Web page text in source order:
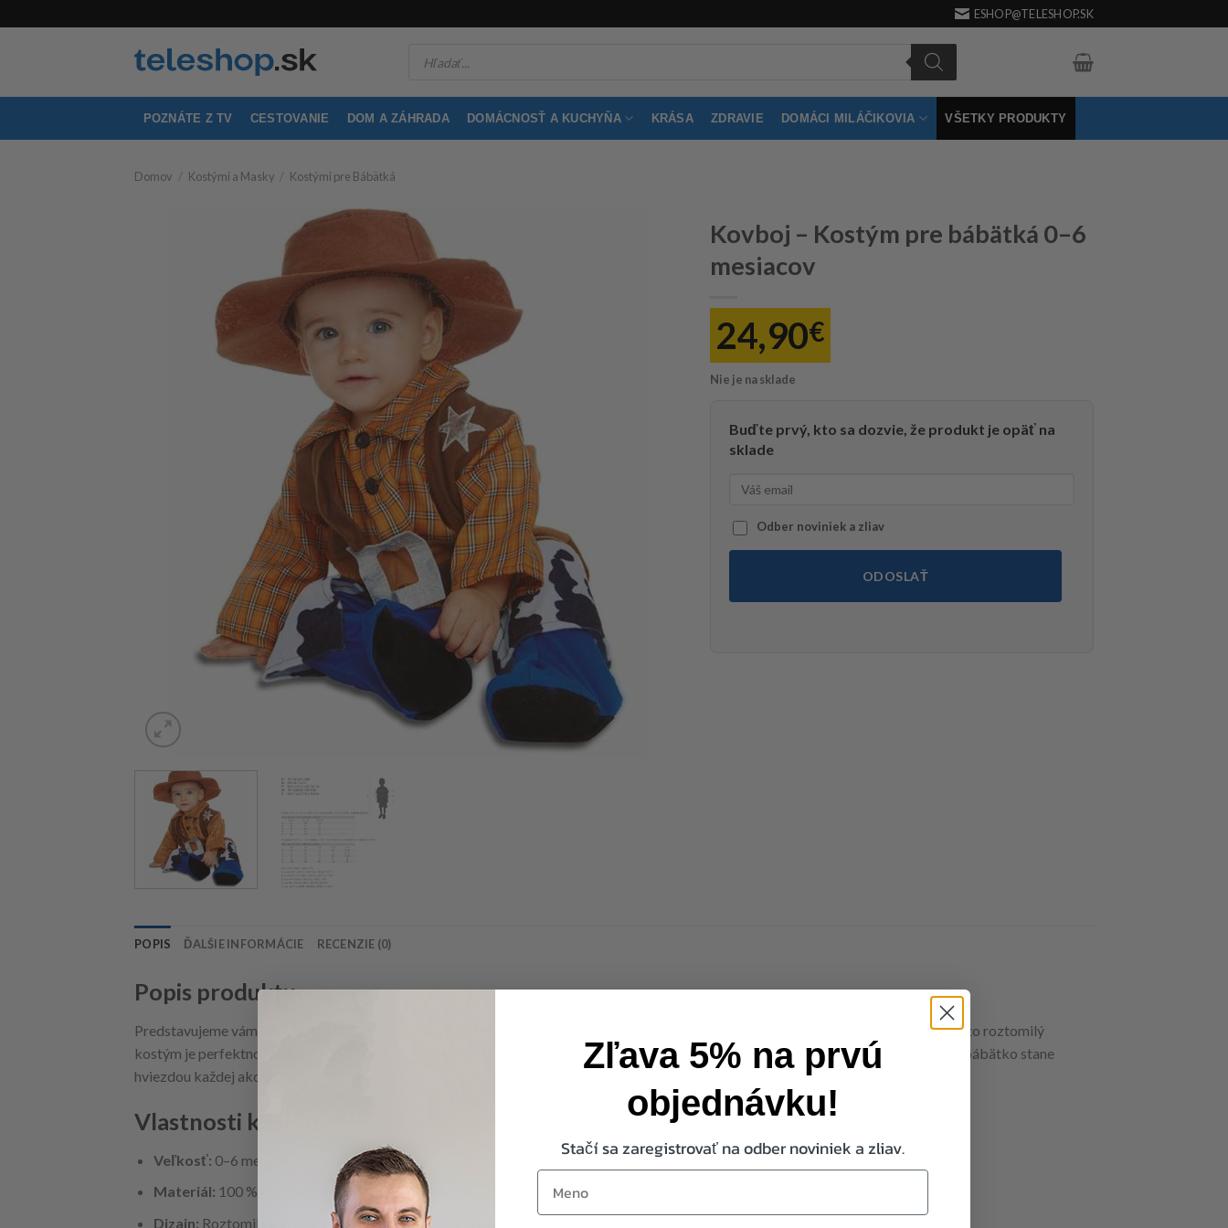
to
ESHOP@TELESHOP.SK
search
POZNÁTE Z TV CESTOVANIE DOM A ZÁHRADA DOMÁCNOSŤ A KUCHYŇA KRÁSA ZDRAVIE DOMÁCI MILÁČIKOVIA VŠETKY PRODUKTY
Domov / Kostými a Masky / Kostými pre Bábätká
Kovboj – Kostým pre bábätká 0–6
mesiacov
24,90€
Nie je na sklade
Buďte prvý, kto sa dozvie, že produkt je opäť na
sklade
Odber noviniek a zliav
ODOSLAŤ
POPIS ĎALŠIE INFORMÁCIE RECENZIE (0)
Popis produktu
Predstavujeme vám kostým pre bábätká My Other Me Billy Kovboj, ideálny pre malých dobrodruhov vo veku od 0 do 6 mesiacov. Tento roztomilý
kostým je perfektnou voľbou na tematické večierky, oslavy alebo len tak na hranie doma. S jeho jedinečným dizajnom kovboja sa vaše bábätko stane
hviezdou každej akcie!
Vlastnosti kostýmu
Veľkosť: 0–6 mesiacov
Materiál: 100 % polyester, ktorý je jemný a pohodlný pre citlivú detskú pokožku
Dizajn: Roztomilý kovbojský štýl, ktorý zaručene zaujme všetkých okolo
Zľava 5% na prvú
objednávku!
Stačí sa zaregistrovať na odber noviniek a zliav.
first-name